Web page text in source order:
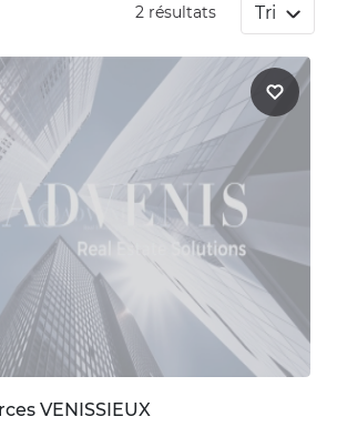
2 résultats Tri
VENISSIEUX